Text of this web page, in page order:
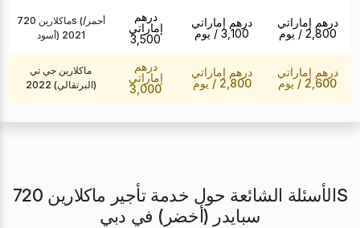
ماكلارين 720s (أحمر/
أسود) 2021
درهم
إماراتي
3,500
درهم إماراتي
3,100 / يوم
درهم إماراتي
2,800 / يوم
ماكلارين جي تي
(البرتقالي) 2022
درهم
إماراتي
3,000
درهم إماراتي
2,800 / يوم
درهم إماراتي
2,600 / يوم
الأسئلة الشائعة حول خدمة تأجير ماكلارين 720S
سبايدر (أخضر) في دبي